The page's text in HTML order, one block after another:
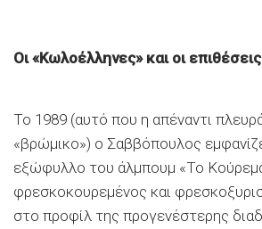
Οι «Κωλοέλληνες» και οι επιθέσεις
Το 1989 (αυτό που η απέναντι
«βρώμικο») ο Σαββόπουλος
εξώφυλλο του άλμπουμ «Το
φρεσκοκουρεμένος και
στο προφίλ της προγενέστερης